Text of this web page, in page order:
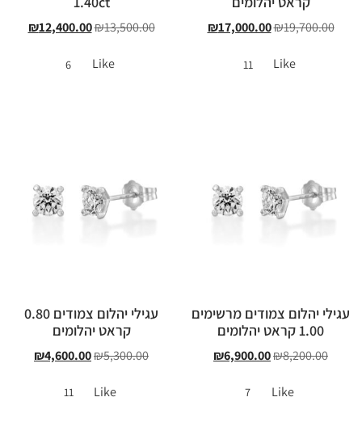
₪19,700.00
₪17,000.00
Like
11
₪13,500.00
₪12,400.00
Like
6
עגילי יהלום צמודים מרשימים
1.00 קראט יהלומים
₪8,200.00
₪6,900.00
Like
7
עגילי יהלום צמודים 0.80
קראט יהלומים
₪5,300.00
₪4,600.00
Like
11